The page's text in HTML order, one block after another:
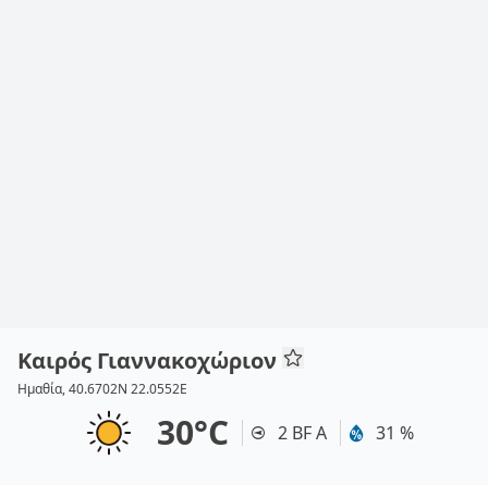
Καιρός Γιαννακοχώριον
Ημαθία, 40.6702N 22.0552E
30°C 2 BF Α 31 %